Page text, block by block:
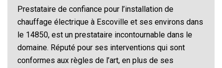
Prestataire de confiance pour l’installation de
chauffage électrique à Escoville et ses environs dans
le 14850, est un prestataire incontournable dans le
domaine. Réputé pour ses interventions qui sont
conformes aux règles de l’art, en plus de ses